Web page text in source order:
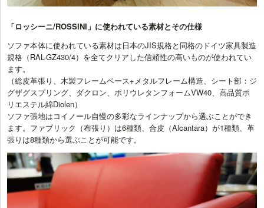
「ロッシーニ/ROSSINI」に使われている素材とその仕様
ソファ本体に使われている素材は日本のJIS規格と同格のドイツ家具製造
規格（RAL-GZ430/4）を全てクリアした信頼性の高いものが使われてい
ます。
（総皮革張り、木製フレームベース+メタルフレーム構造、シート部：ジ
グザグスプリング、ダクロン、ポリウレタンフォームVW40、高品質ポ
リエステル綿Diolen）
ソファ張地はコイノール自慢の多彩なラインナップから選ぶことができ
ます。ファブリック（布張り）は6種類、合皮（Alcantara）が1種類、革
張りは8種類から選ぶことが可能です。